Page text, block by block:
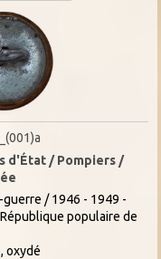
d'État / Pompiers /
/ 1946 - 1949 -
populaire de
oxydé